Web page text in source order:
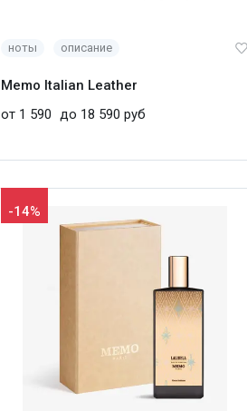
ноты описание
Memo Italian Leather
от 1 590
до 18 590 руб
-14%